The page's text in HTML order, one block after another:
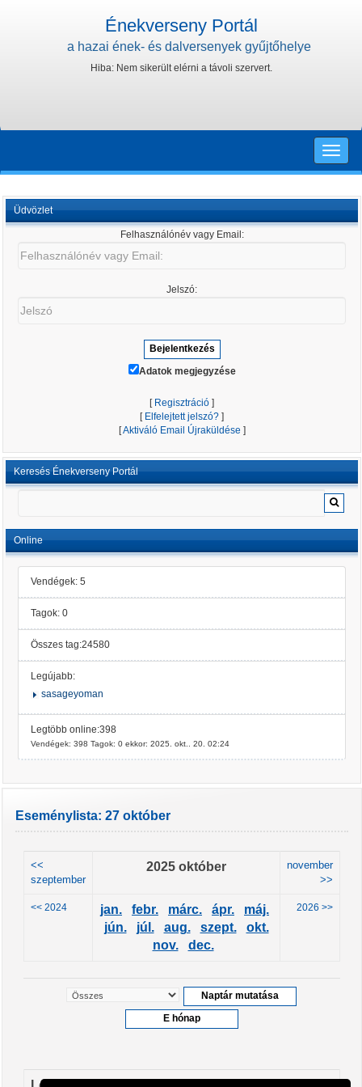
Énekverseny Portál
a hazai ének- és dalversenyek gyűjtőhelye
Hiba: Nem sikerült elérni a távoli szervert.
Toggle
Üdvözlet
Felhasználónév vagy Email:
Jelszó:
Adatok megjegyzése
[ Regisztráció ]
[ Elfelejtett jelszó? ]
[Aktiváló Email Újraküldése ]
Keresés Énekverseny Portál
Online
Vendégek: 5
Tagok: 0
Összes tag:24580
Legújabb:
sasageyoman
Legtöbb online:398
Vendégek: 398 Tagok: 0 ekkor: 2025. okt.. 20. 02:24
Eseménylista: 27 október
<<
szeptember
2025 október
november
>>
<< 2024 jan. febr. márc. ápr.
máj.
jún.
júl. aug. szept.
okt.
nov.
dec.
2026 >>